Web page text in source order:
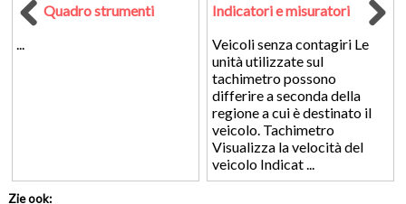
Quadro strumenti
Indicatori e misuratori
Veicoli senza contagiri Le
unità utilizzate sul
tachimetro possono
differire a seconda della
regione a cui è destinato il
veicolo. Tachimetro
Visualizza la velocità del
veicolo Indicat ...
Zie ook: